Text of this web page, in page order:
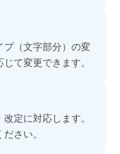
プ（文字部分）の変
て変更できます。
定に対応します。
さい。